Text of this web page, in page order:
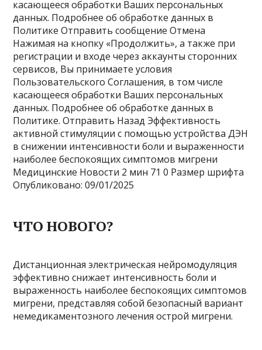
касающееся обработки Ваших персональных
данных. Подробнее об обработке данных в
Политике Отправить сообщение Отмена
Нажимая на кнопку «Продолжить», а также при
регистрации и входе через аккаунты сторонних
сервисов, Вы принимаете условия
Пользовательского Соглашения, в том числе
касающееся обработки Ваших персональных
данных. Подробнее об обработке данных в
Политике. Отправить Назад Эффективность
активной стимуляции с помощью устройства ДЭН
в снижении интенсивности боли и выраженности
наиболее беспокоящих симптомов мигрени
Медицинские Новости 2 мин 710 Размер шрифта
Опубликовано: 09/01/2025
ЧТО НОВОГО?
Дистанционная электрическая нейромодуляция
эффективно снижает интенсивность боли и
выраженность наиболее беспокоящих симптомов
мигрени, представляя собой безопасный вариант
немедикаментозного лечения острой мигрени.